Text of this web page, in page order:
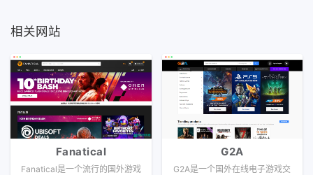
相关网站
Fanatical
Fanatical是一个流行的国外游戏
G2A
G2A是一个国外在线电子游戏交